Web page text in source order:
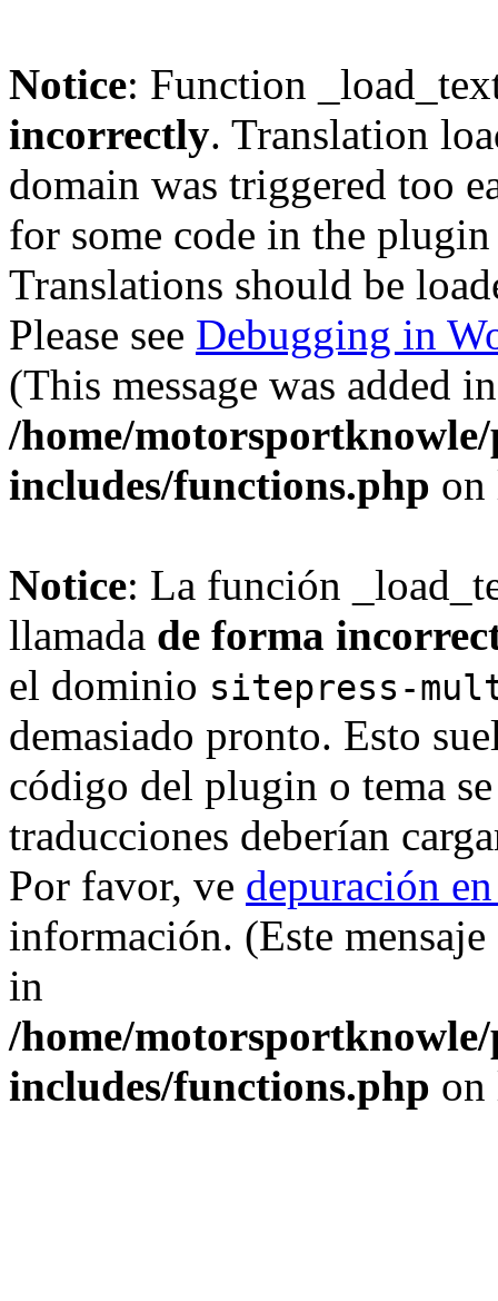
Notice: Function
incorrectly. Translation
domain was triggered too
for some code in the
Translations should be
Please see Debugging in
(This message was added
/home/
includes/functions.php
Notice: La función
llamada de forma
el dominio sitepress-
demasiado pronto. Esto
código del plugin o tema
traducciones deberían
Por favor, ve depuración
información. (Este
in
/home/
includes/functions.php